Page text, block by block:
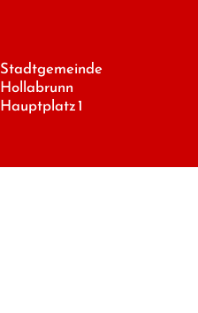
Stadtgemeinde
Hollabrunn
Hauptplatz 1